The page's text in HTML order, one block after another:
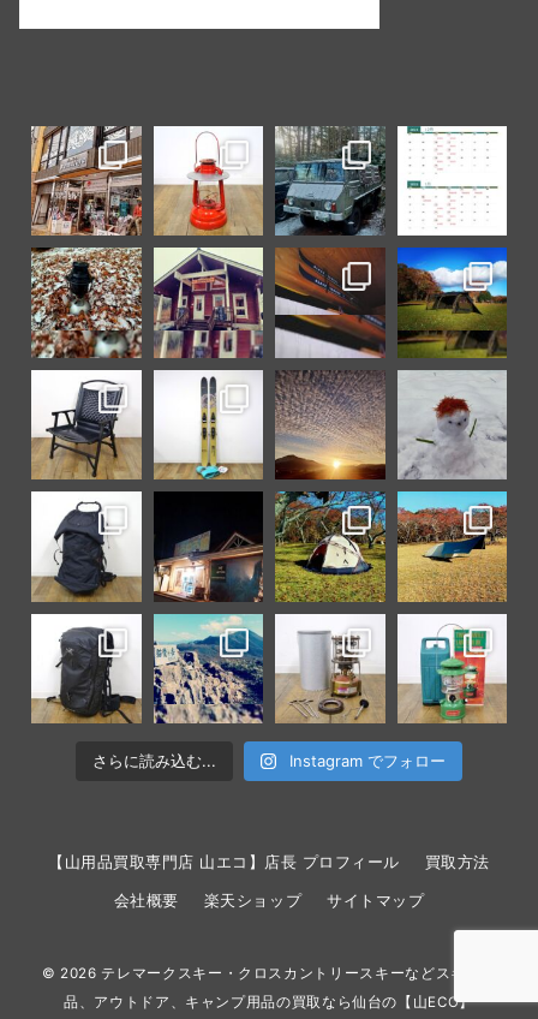
さらに読み込む... Instagram でフォロー
【山用品買取専門店 山エコ】店長 プロフィール 買取方法
会社概要 楽天ショップ サイトマップ
© 2026 テレマークスキー・クロスカントリースキーなどスキー用
品、アウトドア、キャンプ用品の買取なら仙台の【山ECO】